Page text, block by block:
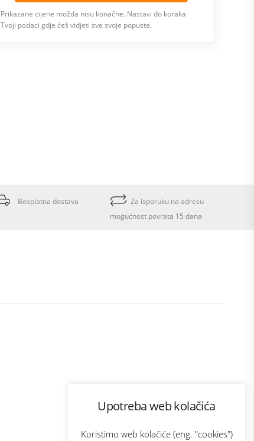
Upotreba web kolačića
Koristimo web kolačiće (eng. "cookies")
Prikazane cijene možda nisu konačne. Nastavi do koraka
Tvoji podaci gdje ćeš vidjeti sve svoje popuste.
Besplatna dostava
Za isporuku na adresu
mogućnost povrata 15 dana
Bonus plus
Prijava za newsletter